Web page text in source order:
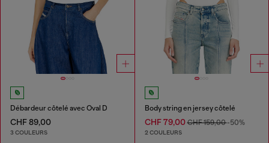
Débardeur côtelé avec Oval D
CHF 89,00
3 COULEURS
Body string en jersey côtelé
CHF 79,00CHF 159,00-50%
2 COULEURS